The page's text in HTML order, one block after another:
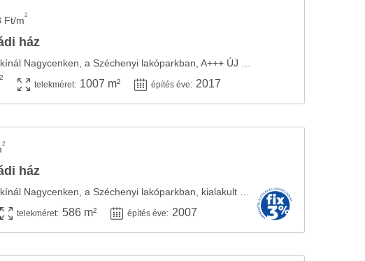
Ft/m2
ház
2
telekméret: 1007 m² építés éve: 2017
2
ház
telekméret: 586 m² építés éve: 2007